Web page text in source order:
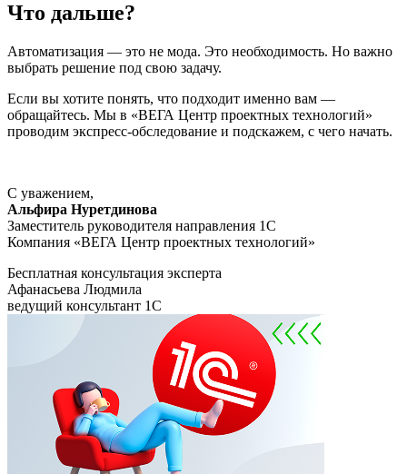
Что дальше?
Автоматизация — это не мода. Это необходимость. Но важно
выбрать решение под свою задачу.
Если вы хотите понять, что подходит именно вам —
обращайтесь. Мы в «ВЕГА Центр проектных технологий»
проводим экспресс-обследование и подскажем, с чего начать.
С уважением,
Альфира Нуретдинова
Заместитель руководителя направления 1С
Компания «ВЕГА Центр проектных технологий»
Бесплатная консультация эксперта
Афанасьева Людмила
ведущий консультант 1С